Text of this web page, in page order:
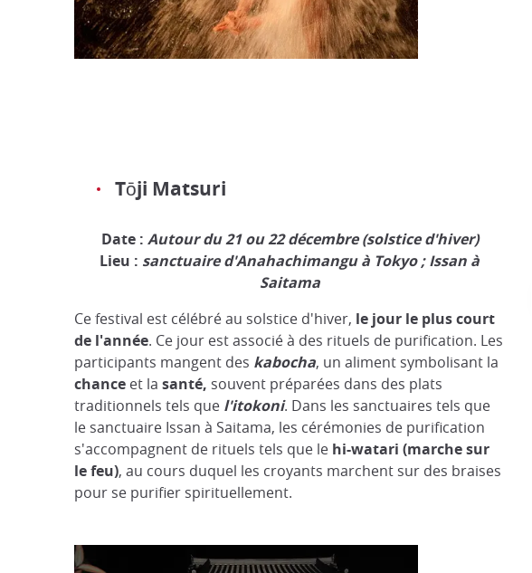
Tōji Matsuri
Date : Autour du 21 ou 22 décembre (solstice d'hiver)
Lieu : sanctuaire d'Anahachimangu à Tokyo ; Issan à
Saitama
Ce festival est célébré au solstice d'hiver, le jour le plus court
de l'année. Ce jour est associé à des rituels de purification. Les
participants mangent des kabocha, un aliment symbolisant la
chance et la santé, souvent préparées dans des plats
traditionnels tels que l'itokoni. Dans les sanctuaires tels que
le sanctuaire Issan à Saitama, les cérémonies de purification
s'accompagnent de rituels tels que le hi-watari (marche sur
le feu), au cours duquel les croyants marchent sur des braises
pour se purifier spirituellement.